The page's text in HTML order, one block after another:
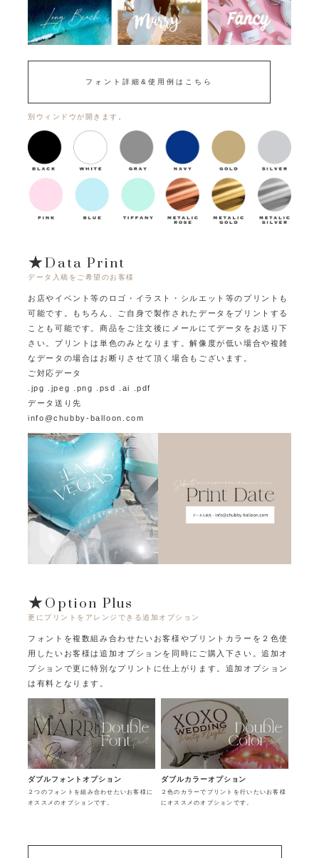
フォント詳細&使用例はこちら
別ウィンドウが開きます。
★Data Print
データ入稿をご希望のお客様
お店やイベント等のロゴ・イラスト・シルエット等のプリントも
可能です。
もちろん、ご自身で製作されたデータをプリントする
ことも可能です。商品をご注文後にメールにてデータをお送り下
さい。プリントは単色のみとなります。解像度が低い場合や複雑
なデータの場合はお断りさせて頂く場合もございます。
ご対応データ
.jpg .jpeg .png .psd .ai .pdf
データ送り先
info@chubby-balloon.com
★Option Plus
更にプリントをアレンジできる追加オプション
フォントを複数組み合わせたいお客様やプリントカラーを２色使
用したいお客様は追加オプションを同時にご購入下さい。追加オ
プションで更に特別なプリントに仕上がります。追加オプション
は有料となります。
ダブルフォントオプション
２つのフォントを組み合わせたいお客様に
オススメのオプションです。
ダブルカラーオプション
２色のカラーでプリントを行いたいお客様
にオススメのオプションです。